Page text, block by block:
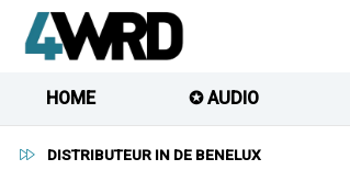
HOME ✪ AUDIO
DISTRIBUTEUR IN DE BENELUX